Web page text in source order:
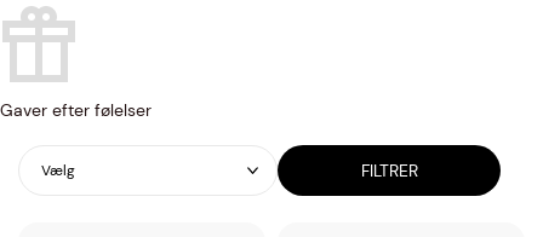
Gaver efter følelser
Vælg FILTRER